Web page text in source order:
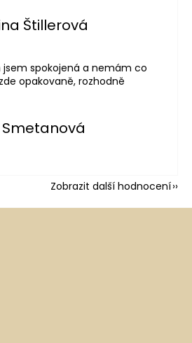
Štillerová
obchodu je 5 z 5 hvězdiček.
spokojená a nemám co
opakovaně, rozhodně
Smetanová
obchodu je 5 z 5 hvězdiček.
Zobrazit další hodnocení